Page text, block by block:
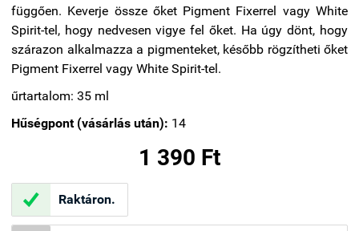
függően. Keverje össze őket Pigment Fixerrel vagy White
Spirit-tel, hogy nedvesen vigye fel őket. Ha úgy dönt, hogy
szárazon alkalmazza a pigmenteket, később rögzítheti őket
Pigment Fixerrel vagy White Spirit-tel.
űrtartalom: 35 ml
Hűségpont (vásárlás után): 14
1 390 Ft
 Raktáron.